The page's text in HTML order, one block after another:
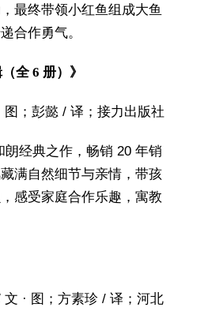
最终带领小红鱼组成大鱼
合作勇气。
全 6 册）》
图；彭懿 / 译；接力出版社
朗经典之作，畅销 20 年销
满自然细节与亲情，带孩
感受家庭合作乐趣，寓教
· 图；方素珍 / 译；河北